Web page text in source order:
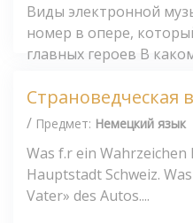
Виды электронной
номер в опере,
главных героев В
Страноведческая
/ Предмет: Немецкий язык
Was f.r ein
Hauptstadt Schweiz.
Vater» des Autos....